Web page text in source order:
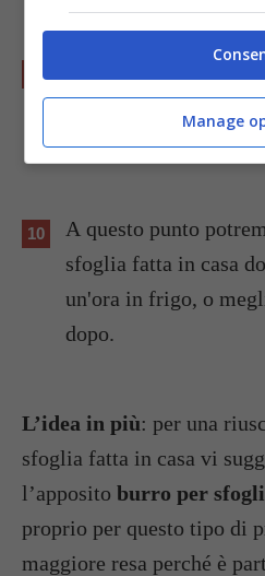
per 5/6 voltee tra
facciamo riposare il
A questo punto potremo utilizzare la pasta
sfoglia fatta in casa
un'ora in frigo, o
dopo.
L’idea in più: per una
sfoglia fatta in casa vi
l’apposito burro per
proprio per questo tipo di
maggiore resa perché è
Manage